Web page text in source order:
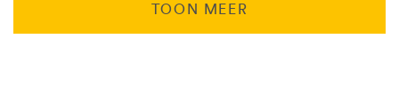
TOON MEER